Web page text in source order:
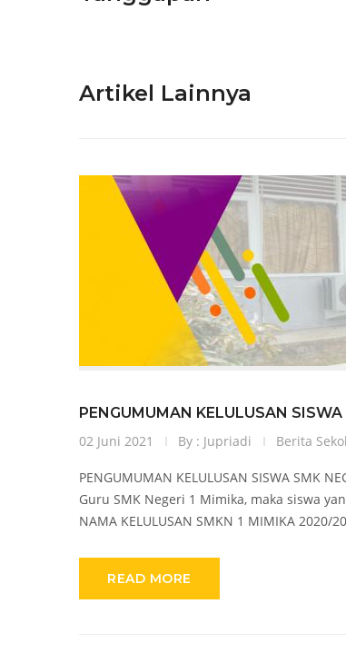
Artikel Lainnya
PENGUMUMAN KELULUSAN
02 Juni 2021
By : Jupriadi Berita
PENGUMUMAN KELULUSAN SISWA SMK
Guru SMK Negeri 1 Mimika, maka siswa
NAMA KELULUSAN SMKN 1 MIMIKA
READ MORE